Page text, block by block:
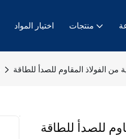
اختيار المواد منتجات
من الفولاذ المقاوم للصدأ للطاقة
للصدأ للطاقة